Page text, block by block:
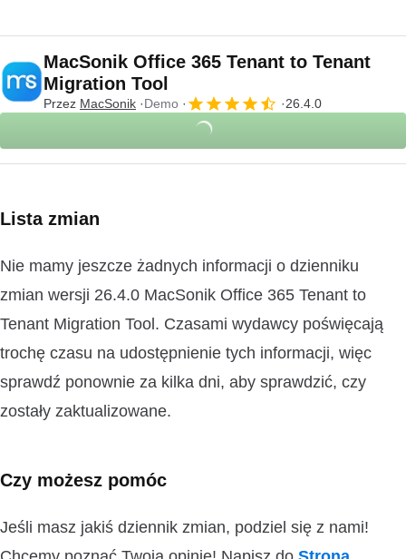
MacSonik Office 365 Tenant to Tenant
Migration Tool
Przez MacSonik Demo 26.4.0
Lista zmian
Nie mamy jeszcze żadnych informacji o dzienniku
zmian wersji 26.4.0 MacSonik Office 365 Tenant to
Tenant Migration Tool. Czasami wydawcy poświęcają
trochę czasu na udostępnienie tych informacji, więc
sprawdź ponownie za kilka dni, aby sprawdzić, czy
zostały zaktualizowane.
Czy możesz pomóc
Jeśli masz jakiś dziennik zmian, podziel się z nami!